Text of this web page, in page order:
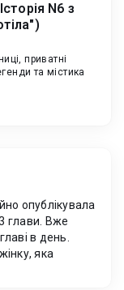
N6 з
та містика
опублікувала
глави. Вже
в день.
яка